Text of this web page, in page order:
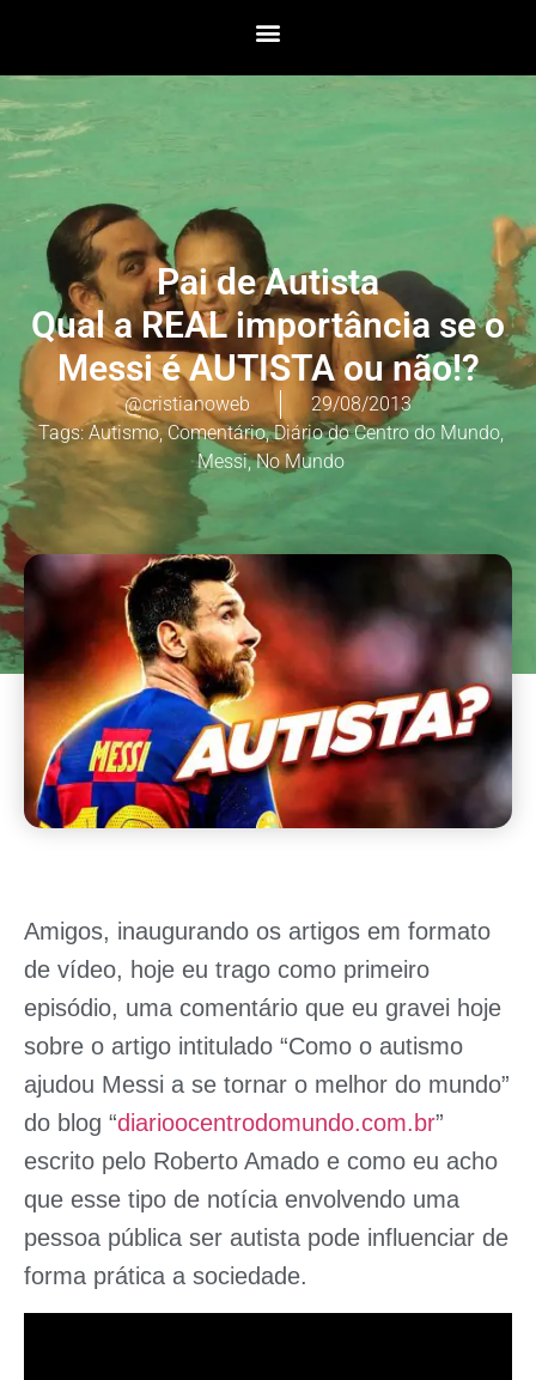
Pai de Autista
Qual a REAL importância se o
Messi é AUTISTA ou não!?
@cristianoweb
29/08/2013
Tags:Autismo,Comentário,Diário do Centro do Mundo,
Messi,No Mundo
Amigos, inaugurando os artigos em formato
de vídeo, hoje eu trago como primeiro
episódio, uma comentário que eu gravei hoje
sobre o artigo intitulado “Como o autismo
ajudou Messi a se tornar o melhor do mundo”
do blog “diarioocentrodomundo.com.br”
escrito pelo Roberto Amado e como eu acho
que esse tipo de notícia envolvendo uma
pessoa pública ser autista pode influenciar de
forma prática a sociedade.